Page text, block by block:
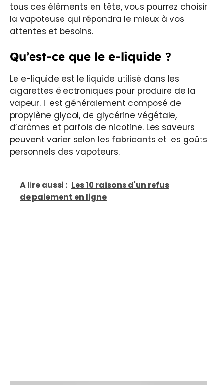
tous ces éléments en tête, vous pourrez choisir
la vapoteuse qui répondra le mieux à vos
attentes et besoins.
Qu’est-ce que le e-liquide ?
Le e-liquide est le liquide utilisé dans les
cigarettes électroniques pour produire de la
vapeur. Il est généralement composé de
propylène glycol, de glycérine végétale,
d’arômes et parfois de nicotine. Les saveurs
peuvent varier selon les fabricants et les goûts
personnels des vapoteurs.
A lire aussi : Les 10 raisons d'un refus
de paiement en ligne